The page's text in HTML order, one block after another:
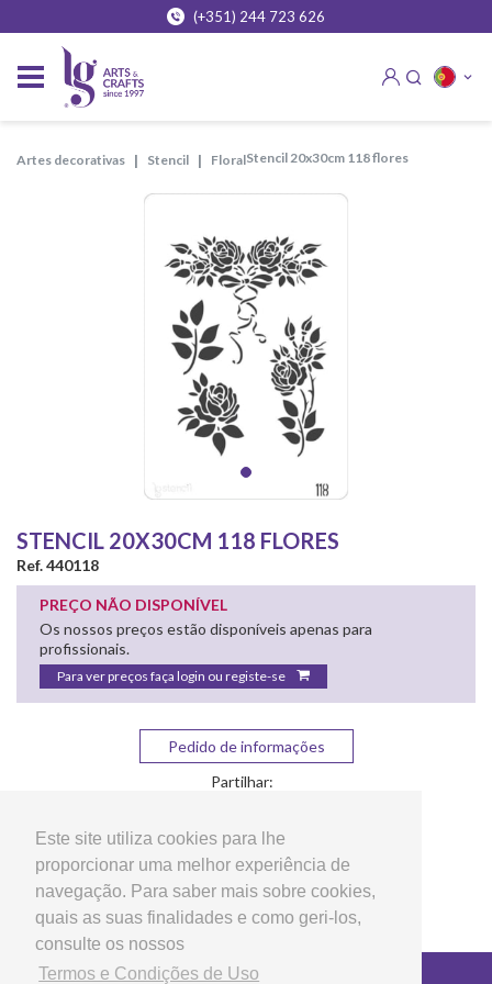
Este site utiliza cookies para lhe
proporcionar uma melhor experiência de
navegação. Para saber mais sobre cookies,
quais as suas finalidades e como geri-los,
consulte os nossos
Termos e Condições de Uso
(+351) 244 723 626
artes decorativas stencil floral stencil 20x30cm 118 flores
STENCIL 20X30CM 118 FLORES
Ref. 440118
PREÇO NÃO DISPONÍVEL
Os nossos preços estão disponíveis apenas para
profissionais.
Para ver preços faça login ou registe-se
Pedido de informações
Partilhar:
Copyright © 2026 LG Arts Crafts Todos os direitos